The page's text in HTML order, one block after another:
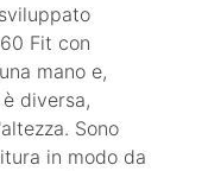
Fit con
mano e,
diversa,
Sono
in modo da